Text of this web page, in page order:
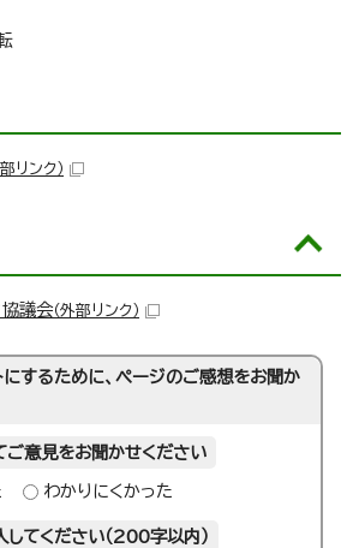
部リンク）
協議会（外部リンク）
にするために、ページのご感想をお聞か
ご意見をお聞かせください
わかりにくかった
てください（200字以内）